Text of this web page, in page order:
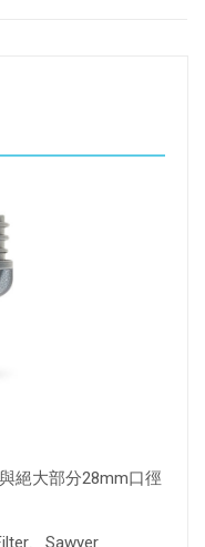
絕大部分28mm口徑
、Sawyer